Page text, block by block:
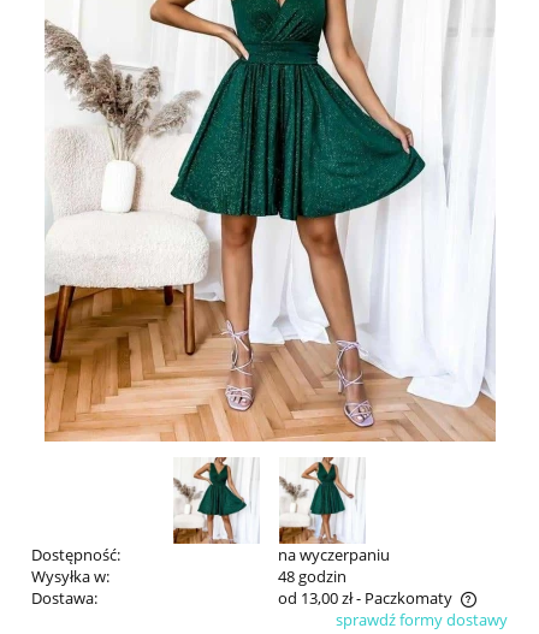
Dostępność:
na wyczerpaniu
Wysyłka w:
48 godzin
Dostawa:
od 13,00 zł- Paczkomaty
Cena nie zawiera ewentualnych kosztów płatnościsprawdź formy dostawy